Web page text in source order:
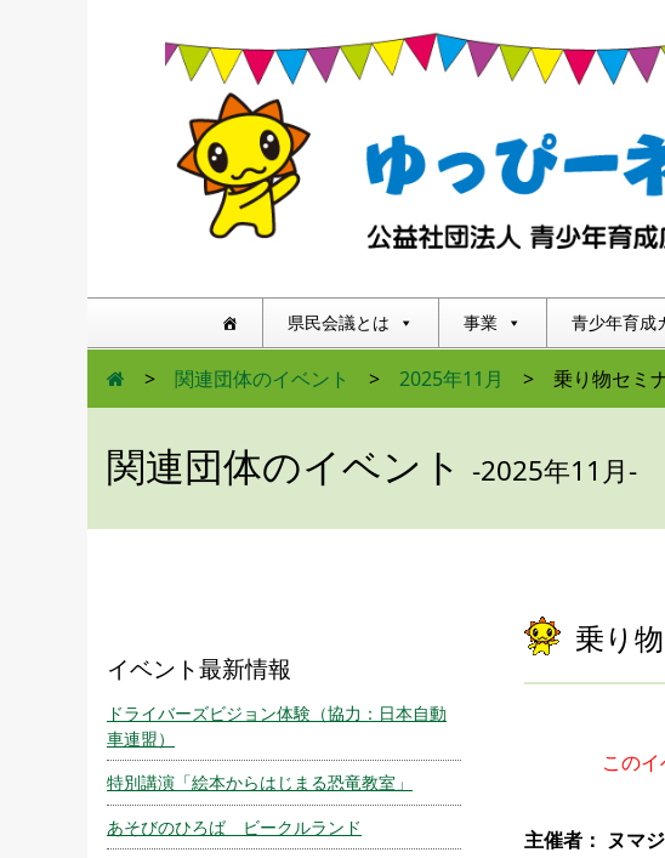
県民会議とは 事業 青少年育成
> 関連団体のイベント > 2025年11月 > 乗り物セミ
関連団体のイベント -2025年11月-
乗り
この
主催者： ヌマ
イベント最新情報
ドライバーズビジョン体験（協力：日本自動
車連盟）
特別講演「絵本からはじまる恐竜教室」
あそびのひろば ビークルランド